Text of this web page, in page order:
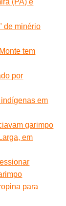
de minério
tem
por
em
garimpo
em
para